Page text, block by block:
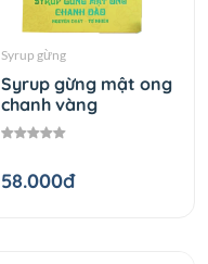
Syrup gừng
Syrup gừng mật ong
chanh vàng
58.000đ